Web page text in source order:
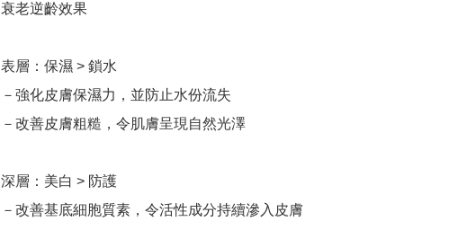
衰老逆齡效果
表層：保濕 > 鎖水
－強化皮膚保濕力，並防止水份流失
－改善皮膚粗糙，令肌膚呈現自然光澤
深層：美白 > 防護
－改善基底細胞質素，令活性成分持續滲入皮膚